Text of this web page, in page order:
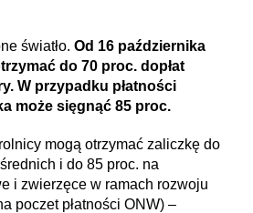
światło. Od 16 października
do 70 proc. dopłat
W przypadku płatności
może sięgnąć 85 proc.
mogą otrzymać zaliczkę do
i do 85 proc. na
i zwierzęce w ramach rozwoju
poczet płatności ONW) –